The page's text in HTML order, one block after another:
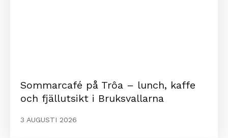
Sommarcafé på Trôa – lunch, kaffe
och fjällutsikt i Bruksvallarna
3 AUGUSTI 2026